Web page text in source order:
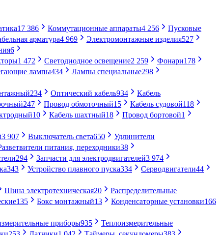
17 386 Коммутационные аппараты4 256
Пусковые
арматура4 969 Электромонтажные изделия527
6
1 472 Светодиодное освещение2 259 Фонари178
лампы434 Лампы специальные298
234 Оптический кабель934
Кабель
247 Провод обмоточный15 Кабель судовой118
10 Кабель шахтный18 Провод бортовой1
3 907 Выключатель света650
Удлинители
питания, переходники38
294 Запчасти для электродвигателей3 974
343 Устройство плавного пуска334 Серводвигатели44
Шина электротехническая20
Распределительные
135 Бокс монтажный13 Конденсаторные установки166
приборы935
Теплоизмерительные